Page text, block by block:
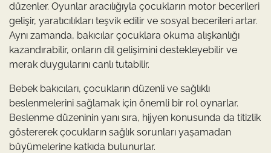
düzenler. Oyunlar aracılığıyla çocukların motor becerileri
gelişir, yaratıcılıkları teşvik edilir ve sosyal becerileri artar.
Aynı zamanda, bakıcılar çocuklara okuma alışkanlığı
kazandırabilir, onların dil gelişimini destekleyebilir ve
merak duygularını canlı tutabilir.
Bebek bakıcıları, çocukların düzenli ve sağlıklı
beslenmelerini sağlamak için önemli bir rol oynarlar.
Beslenme düzeninin yanı sıra, hijyen konusunda da titizlik
göstererek çocukların sağlık sorunları yaşamadan
büyümelerine katkıda bulunurlar.